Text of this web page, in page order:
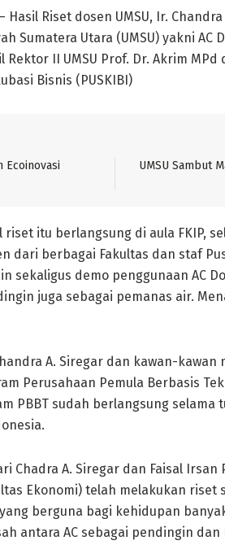
– Hasil Riset dosen UMSU, Ir.
Sumatera Utara (UMSU) yakni AC
II UMSU Prof. Dr. Akrim
Bisnis (PUSKIBI)
Ecoinovasi
UMSU Sambut
itu berlangsung di aula FKIP,
dari berbagai Fakultas dan staf
sekaligus demo penggunaan AC
juga sebagai pemanas air.
A. Siregar dan kawan-
Perusahaan Pemula Berbasis
PBBT sudah berlangsung selama
Chadra A. Siregar dan Faisal
Ekonomi) telah melakukan riset
berguna bagi kehidupan
antara AC sebagai pendingin dan